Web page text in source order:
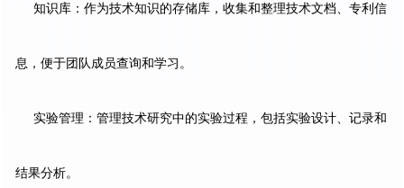
知识库：作为技术知识的存储库，收集和整理技术文档、专利信
息，便于团队成员查询和学习。
实验管理：管理技术研究中的实验过程，包括实验设计、记录和
结果分析。